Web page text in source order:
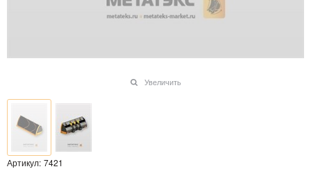
Увеличить
Артикул: 7421